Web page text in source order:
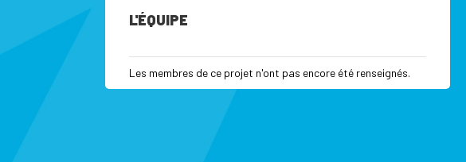
L'ÉQUIPE
Les membres de ce projet n'ont pas encore été renseignés.